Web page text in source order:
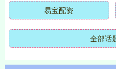
易宝配资
全部话